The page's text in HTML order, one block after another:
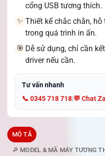
cổng USB tương thích.
✨ Thiết kế chắc chắn,
trong quá trình in ấn.
🎯 Dễ sử dụng, chỉ cần
driver nếu cần.
Tư vấn nhanh
📞 0345 718 718|💬 Chat
MÔ TẢ
🔎 MODEL & MÃ MÁY TƯƠNG